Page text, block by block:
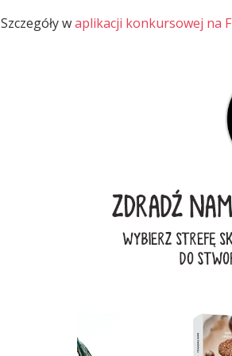
Szczegóły waplikacji konkursowej na